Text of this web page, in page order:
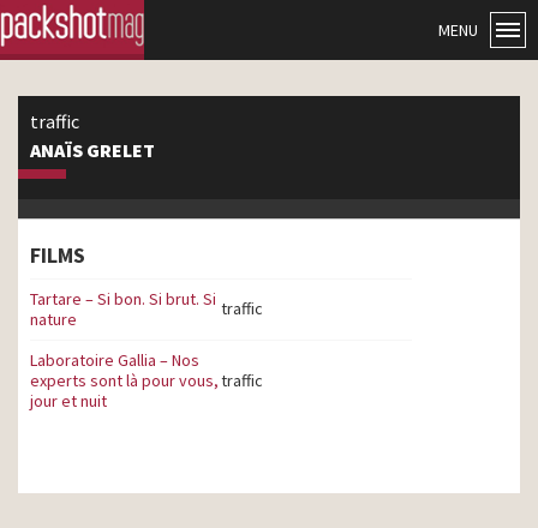
MENU
traffic
ANAÏS GRELET
FILMS
Tartare – Si bon. Si brut. Si
nature
traffic
Laboratoire Gallia – Nos
experts sont là pour vous,
jour et nuit
traffic